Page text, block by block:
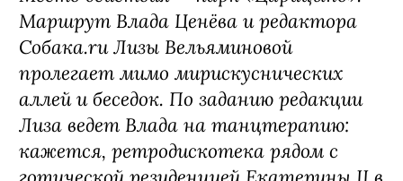
Маршрут Влада Ценёва и редактора
Собака.ru Лизы Вельяминовой
пролегает мимо мирискуснических
аллей и беседок. По заданию редакции
Лиза ведет Влада на танцтерапию:
кажется, ретродискотека рядом с